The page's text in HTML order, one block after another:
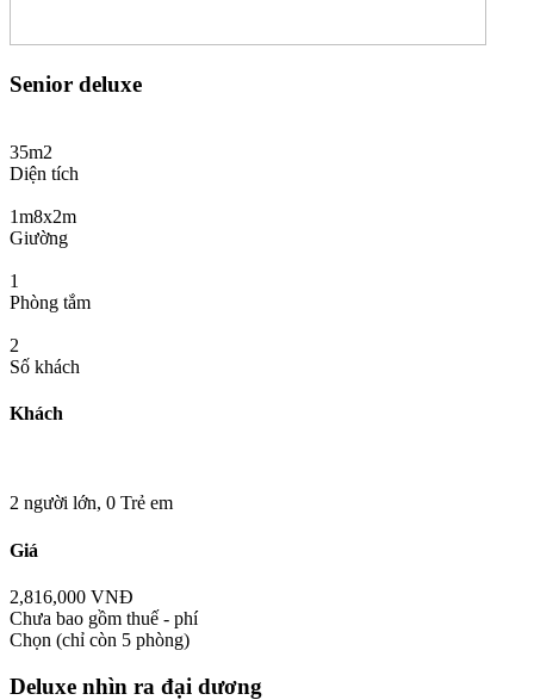
Senior deluxe
35m2
Diện tích
1m8x2m
Giường
1
Phòng tắm
2
Số khách
Khách
2 người lớn, 0 Trẻ em
Giá
2,816,000 VNĐ
Chưa bao gồm thuế - phí
Chọn (chỉ còn 5 phòng)
Deluxe nhìn ra đại dương